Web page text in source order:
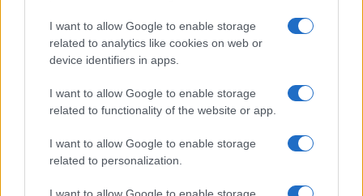
I want to allow Google to enable storage
related to analytics like cookies on web or
device identifiers in apps.
I want to allow Google to enable storage
related to functionality of the website or app.
I want to allow Google to enable storage
related to personalization.